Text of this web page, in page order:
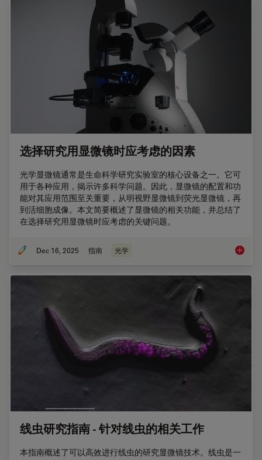
选择研究用显微镜时应考虑的因素
光学显微镜通常是生命科学研究实验室的核心设备之一。它可
用于各种应用，揭示许多科学问题。因此，显微镜的配置和功
能对其应用范围至关重要，从明视野显微镜到荧光显微镜，再
到活细胞成像。本文简要概述了显微镜的相关功能，并总结了
在选择研究用显微镜时应考虑的关键问题。
Dec 16, 2025 指南 光学 选择研
线虫研究指南 - 针对线虫的相关工作
本指南概述了可以高效进行线虫的研究显微镜技术。线虫是一